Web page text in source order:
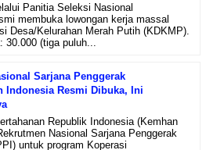
Panitia Seleksi Nasional
membuka lowongan kerja massal
Desa/Kelurahan Merah Putih (KDKMP).
(tiga puluh...
Sarjana Penggerak
Indonesia Resmi Dibuka, Ini
Republik Indonesia (Kemhan
Nasional Sarjana Penggerak
untuk program Koperasi